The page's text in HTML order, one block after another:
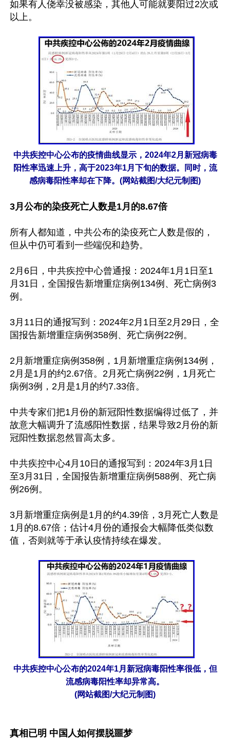
如果有人侥幸没被感染，其他人可能就要阳过2次或
以上。
中共疾控中心公布的疫情曲线显示，2024年2月新冠病毒
阳性率迅速上升，高于2023年1月下旬的数据。同时，流
感病毒阳性率却在下降。(网站截图/大纪元制图)
3月公布的染疫死亡人数是1月的8.67倍
所有人都知道，中共公布的染疫死亡人数是假的，
但从中仍可看到一些端倪和趋势。
2月6日，中共疾控中心曾通报：2024年1月1日至1
月31日，全国报告新增重症病例134例、死亡病例3
例。
3月11日的通报写到：2024年2月1日至2月29日，全
国报告新增重症病例358例、死亡病例22例。
2月新增重症病例358例，1月新增重症病例134例，
2月是1月的约2.67倍。2月死亡病例22例，1月死亡
病例3例，2月是1月的约7.33倍。
中共专家们把1月份的新冠阳性数据编得过低了，并
故意大幅调升了流感阳性数据，结果导致2月份的新
冠阳性数据忽然冒高太多。
中共疾控中心4月10日的通报写到：2024年3月1日
至3月31日，全国报告新增重症病例588例、死亡病
例26例。
3月新增重症病例是1月的约4.39倍，3月死亡人数是
1月的8.67倍；估计4月份的通报会大幅降低类似数
值，否则就等于承认疫情持续在爆发。
中共疾控中心公布的2024年1月新冠病毒阳性率很低，但
流感病毒阳性率却异常高。
(网站截图/大纪元制图)
真相已明 中国人如何摆脱噩梦